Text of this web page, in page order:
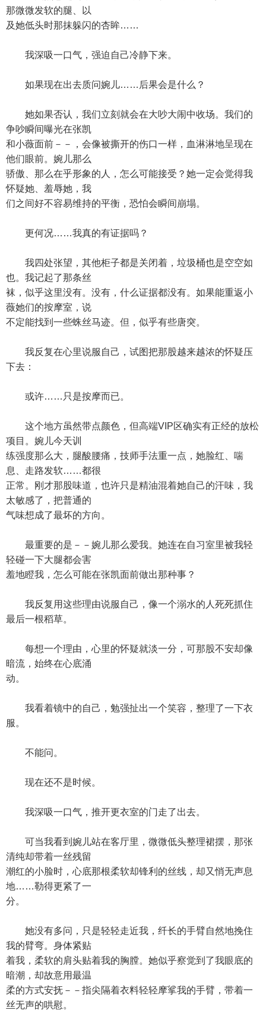
那微微发软的腿、以
及她低头时那抹躲闪的杏眸……
我深吸一口气，强迫自己冷静下来。
如果现在出去质问婉儿……后果会是什么？
她如果否认，我们立刻就会在大吵大闹中收场。我们的
争吵瞬间曝光在张凯
和小薇面前－－，会像被撕开的伤口一样，血淋淋地呈现在
他们眼前。婉儿那么
骄傲、那么在乎形象的人，怎么可能接受？她一定会觉得我
怀疑她、羞辱她，我
们之间好不容易维持的平衡，恐怕会瞬间崩塌。
更何况……我真的有证据吗？
我四处张望，其他柜子都是关闭着，垃圾桶也是空空如
也。我记起了那条丝
袜，似乎这里没有。没有，什么证据都没有。如果能重返小
薇她们的按摩室，说
不定能找到一些蛛丝马迹。但，似乎有些唐突。
我反复在心里说服自己，试图把那股越来越浓的怀疑压
下去：
或许……只是按摩而已。
这个地方虽然带点颜色，但高端VIP区确实有正经的放松
项目。婉儿今天训
练强度那么大，腿酸腰痛，技师手法重一点，她脸红、喘
息、走路发软……都很
正常。刚才那股味道，也许只是精油混着她自己的汗味，我
太敏感了，把普通的
气味想成了最坏的方向。
最重要的是－－婉儿那么爱我。她连在自习室里被我轻
轻碰一下大腿都会害
羞地瞪我，怎么可能在张凯面前做出那种事？
我反复用这些理由说服自己，像一个溺水的人死死抓住
最后一根稻草。
每想一个理由，心里的怀疑就淡一分，可那股不安却像
暗流，始终在心底涌
动。
我看着镜中的自己，勉强扯出一个笑容，整理了一下衣
服。
不能问。
现在还不是时候。
我深吸一口气，推开更衣室的门走了出去。
可当我看到婉儿站在客厅里，微微低头整理裙摆，那张
清纯却带着一丝残留
潮红的小脸时，心底那根柔软却锋利的丝线，却又悄无声息
地……勒得更紧了一
分。
她没有多问，只是轻轻走近我，纤长的手臂自然地挽住
我的臂弯。身体紧贴
着我，柔软的肩头贴着我的胸膛。她似乎察觉到了我眼底的
暗潮，却故意用最温
柔的方式安抚－－指尖隔着衣料轻轻摩挲我的手臂，带着一
丝无声的哄慰。